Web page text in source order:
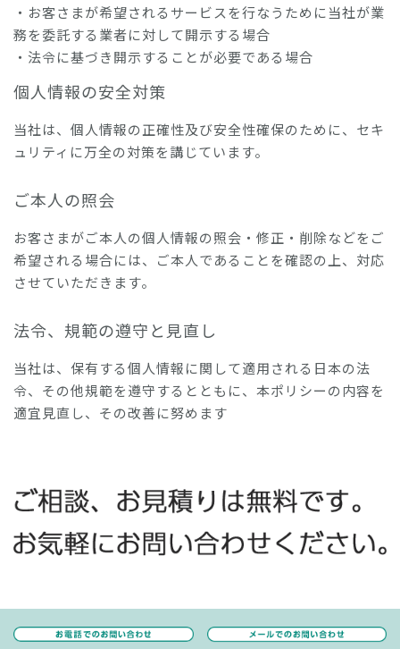
・お客さまが希望されるサービスを行なうために当社が業
務を委託する業者に対して開示する場合
・法令に基づき開示することが必要である場合
個人情報の安全対策
当社は、個人情報の正確性及び安全性確保のために、セキ
ュリティに万全の対策を講じています。
ご本人の照会
お客さまがご本人の個人情報の照会・修正・削除などをご
希望される場合には、ご本人であることを確認の上、対応
させていただきます。
法令、規範の遵守と見直し
当社は、保有する個人情報に関して適用される日本の法
令、その他規範を遵守するとともに、本ポリシーの内容を
適宜見直し、その改善に努めます